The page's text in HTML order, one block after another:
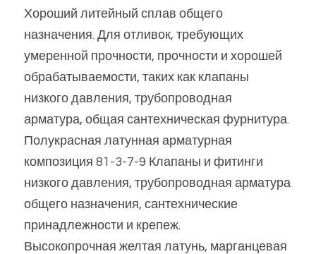
Хороший литейный сплав общего
назначения. Для отливок, требующих
умеренной прочности, прочности и хорошей
обрабатываемости, таких как клапаны
низкого давления, трубопроводная
арматура, общая сантехническая фурнитура.
Полукрасная латунная арматурная
композиция 81-3-7-9 Клапаны и фитинги
низкого давления, трубопроводная арматура
общего назначения, сантехнические
принадлежности и крепеж.
Высокопрочная желтая латунь, марганцевая